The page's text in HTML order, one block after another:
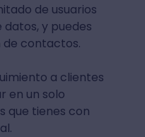
de usuarios
y puedes
de contactos.
a clientes
en un solo
que tienes con